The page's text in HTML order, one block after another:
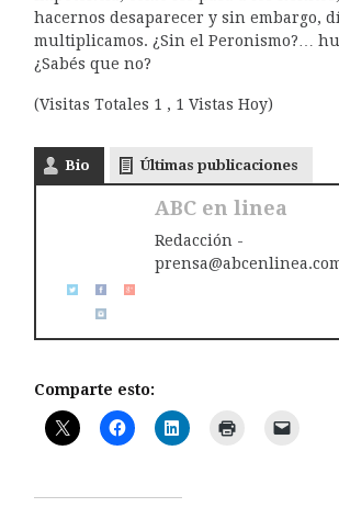
hacernos desaparecer y sin embargo,
multiplicamos. ¿Sin el Peronismo?…
¿Sabés que no?
(Visitas Totales 1 , 1 Vistas Hoy)
Bio Últimas publicaciones
ABC en linea
Redacción -
Comparte esto: